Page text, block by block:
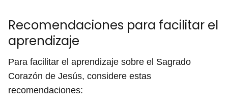
Recomendaciones para facilitar el
aprendizaje
Para facilitar el aprendizaje sobre el Sagrado
Corazón de Jesús, considere estas
recomendaciones: